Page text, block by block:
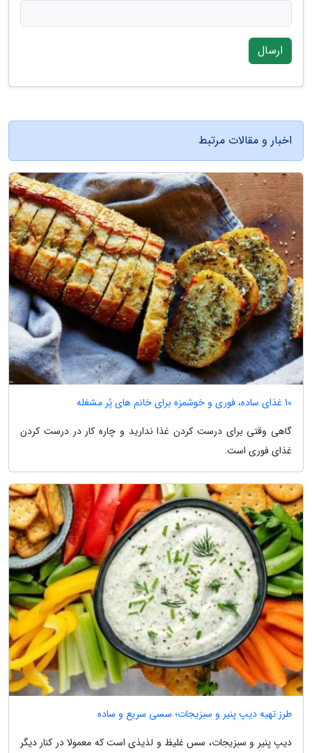
ارسال
اخبار و مقالات مرتبط
10 غذای ساده، فوری و خوشمزه برای خانم های پُر مشغله
گاهی وقتی برای درست کردن غذا ندارید و چاره کار در درست کردن
غذای فوری است.
طرز تهیه دیپ پنیر و سبزیجات؛ سسی سریع و ساده
دیپ پنیر و سبزیجات، سس غلیظ و لذیذی است که معمولا در کنار دیگر